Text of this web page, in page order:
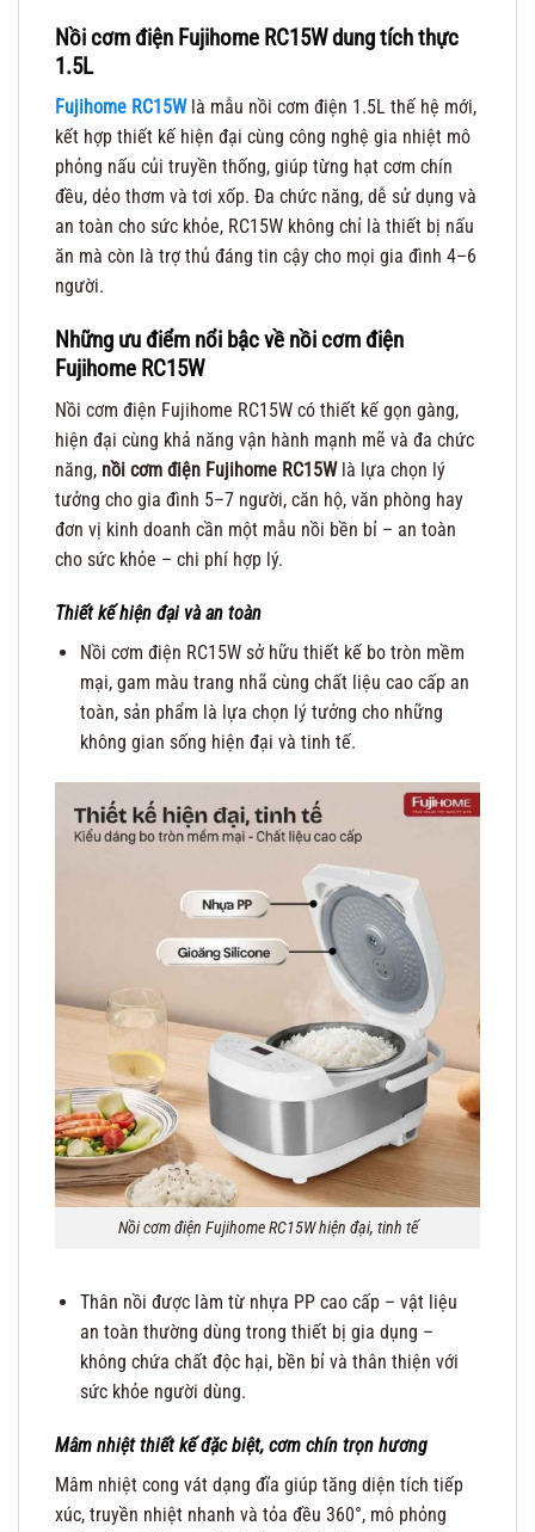
Nồi cơm điện Fujihome RC15W dung tích thực
1.5L
Fujihome RC15Wlà mẫu nồi cơm điện 1.5L thế hệ mới,
kết hợp thiết kế hiện đại cùng công nghệ gia nhiệt mô
phỏng nấu củi truyền thống, giúp từng hạt cơm chín
đều, dẻo thơm và tơi xốp. Đa chức năng, dễ sử dụng và
an toàn cho sức khỏe, RC15W không chỉ là thiết bị nấu
ăn mà còn là trợ thủ đáng tin cậy cho mọi gia đình 4–6
người.
Những ưu điểm nổi bậc về nồi cơm điện
Fujihome RC15W
Nồi cơm điện Fujihome RC15W có thiết kế gọn gàng,
hiện đại cùng khả năng vận hành mạnh mẽ và đa chức
năng, nồi cơm điện Fujihome RC15Wlà lựa chọn lý
tưởng cho gia đình 5–7 người, căn hộ, văn phòng hay
đơn vị kinh doanh cần một mẫu nồi bền bỉ – an toàn
cho sức khỏe – chi phí hợp lý.
Thiết kế hiện đại và an toàn
Nồi cơm điện RC15W sở hữu thiết kế bo tròn mềm
mại, gam màu trang nhã cùng chất liệu cao cấp an
toàn, sản phẩm là lựa chọn lý tưởng cho những
không gian sống hiện đại và tinh tế.
Nồi cơm điện Fujihome RC15W hiện đại, tinh tế
Thân nồi được làm từ nhựa PP cao cấp – vật liệu
an toàn thường dùng trong thiết bị gia dụng –
không chứa chất độc hại, bền bỉ và thân thiện với
sức khỏe người dùng.
Mâm nhiệt thiết kế đặc biệt, cơm chín trọn hương
Mâm nhiệt cong vát dạng đĩa giúp tăng diện tích tiếp
xúc, truyền nhiệt nhanh và tỏa đều 360°, mô phỏng